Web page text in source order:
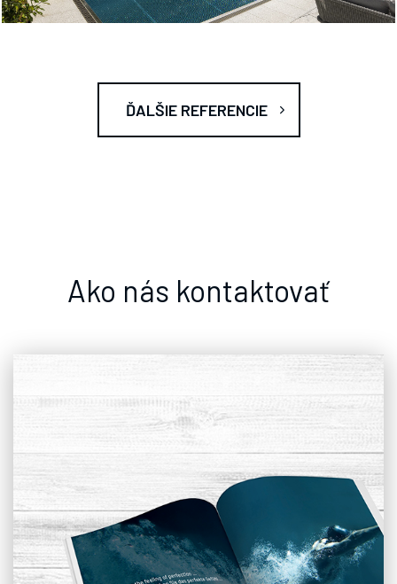
ĎALŠIE REFERENCIE
Ako nás kontaktovať